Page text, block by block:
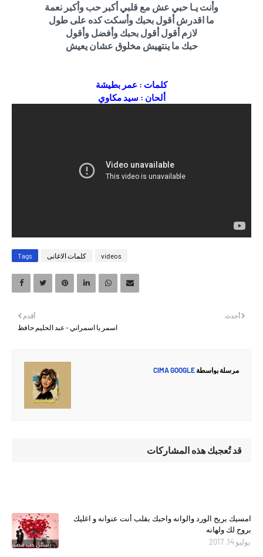
وأنت يـا حبي عش مع قلبي أكبر حب وأكبر نعمة
ما اقدرش أقول بحبك وأسكت كده على طول
لازم أقول أقول بحبك وأفضل وأقول
حبك ما ينتهيش مخلوق عشان يعيش
كلمات : عمر بطيشة
ألحان : سيد مكاوي
Tags كلمات الاغانى videos
أحدث أقدم
اسمر يا اسمراني - عبد الحليم حافظ
مرسلة بواسطة
قد تُعجبك هذه المشاركات
امسيك بريح الورد والوانه واحبك بقلب أنت عنوانه و اغليك
بروح لك ولهانه
يوليو 14, 2017